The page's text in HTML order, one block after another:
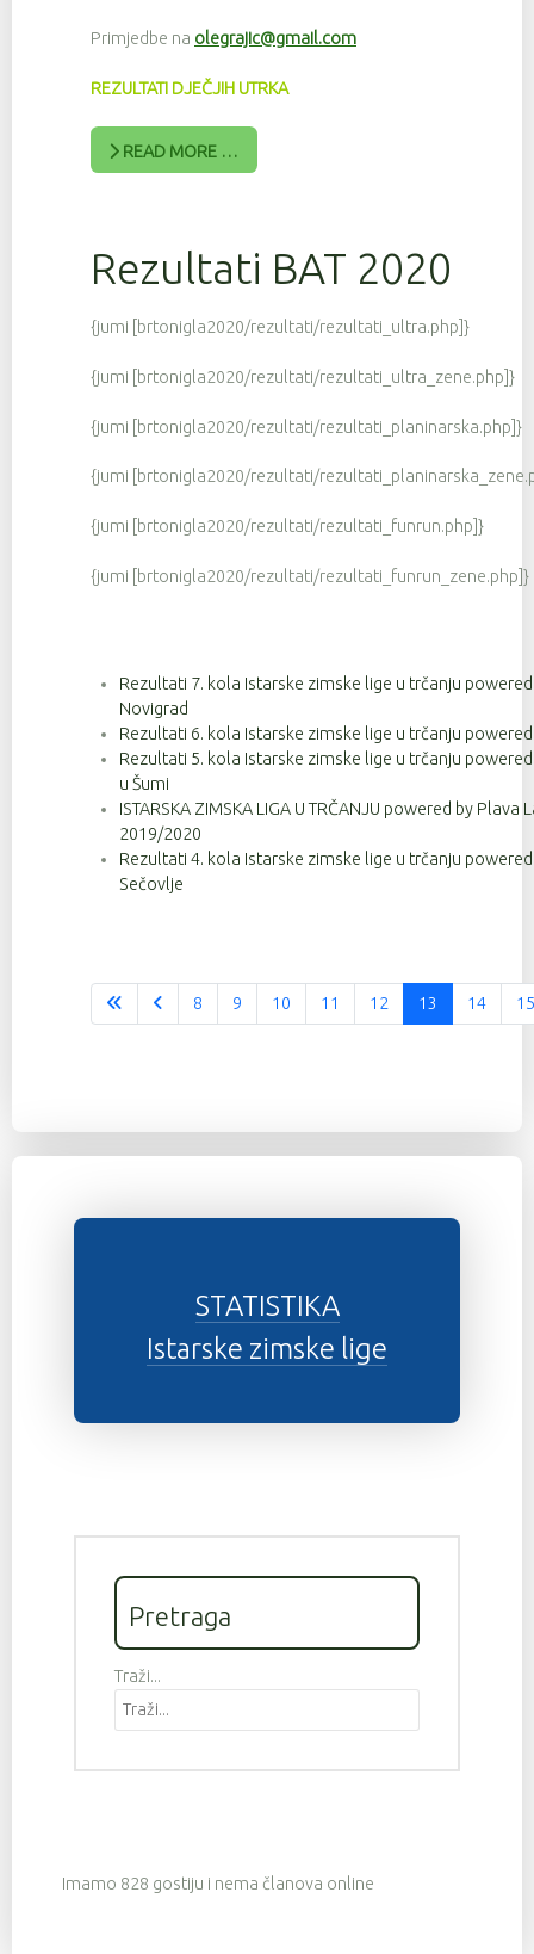
Primjedbe na olegrajic@gmail.com
REZULTATI DJEČJIH UTRKA
READ MORE …
Rezultati BAT 2020
{jumi [brtonigla2020/rezultati/rezultati_ultra.php]}
{jumi [brtonigla2020/rezultati/rezultati_ultra_zene.php]}
{jumi [brtonigla2020/rezultati/rezultati_planinarska.php]}
{jumi [brtonigla2020/rezultati/
{jumi [brtonigla2020/rezultati/rezultati_funrun.php]}
{jumi [brtonigla2020/rezultati/rezultati_funrun_zene.php]}
Rezultati 7. kola Istarske zimske lige u trčanju
Novigrad
Rezultati 6. kola Istarske zimske lige u trčanju
Rezultati 5. kola Istarske zimske lige u trčanju
u Šumi
ISTARSKA ZIMSKA LIGA U TRČANJU powered by Plava
2019/2020
Rezultati 4. kola Istarske zimske lige u trčanju
Sečovlje
8 9 10 11 12 13 14 15
STATISTIKA
Istarske zimske lige
Pretraga
Traži...
Imamo 828 gostiju i nema članova online